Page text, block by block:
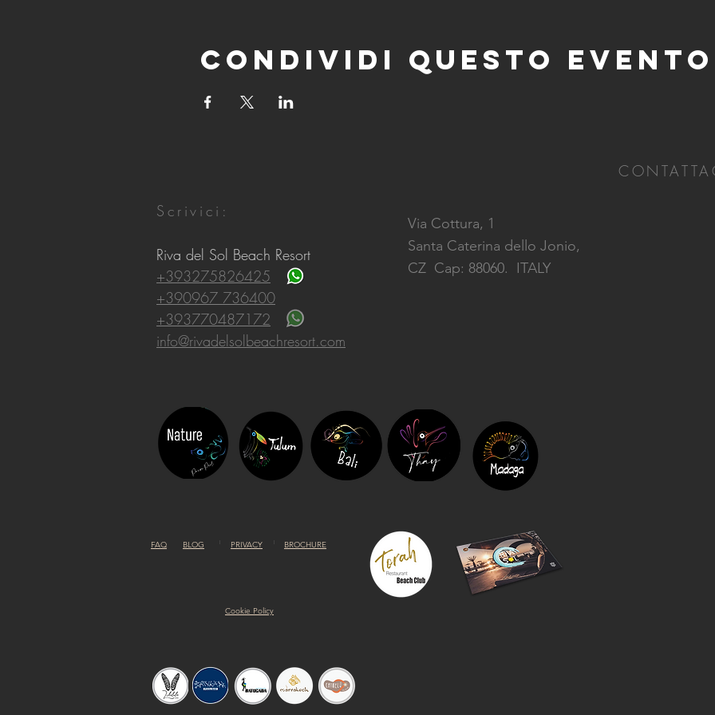
Condividi questo evento
Scrivici:
Riva del Sol Beach Resort
+393275826425
+390967 736400
+393770487172
info@rivadelsolbeachresort.com
Via Cottura, 1
Santa Caterina dello Jonio,
CZ Cap: 88060. ITALY
FAQ BLOG PRIVACY BROCHURE
Cookie Policy